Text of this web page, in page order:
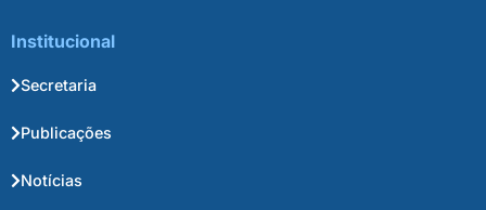
Institucional
Secretaria
Publicações
Notícias